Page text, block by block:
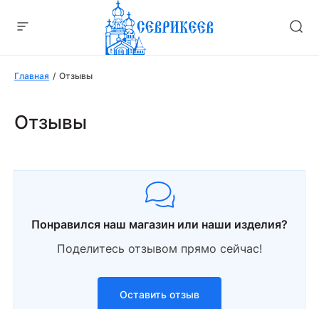
Главная Отзывы
Отзывы
Понравился наш магазин или наши изделия?
Поделитесь отзывом прямо сейчас!
Оставить отзыв